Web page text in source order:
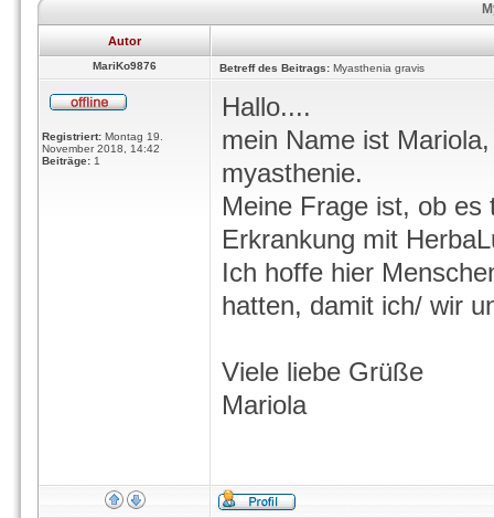
Autor
MariKo9876 Betreff des Beitrags: Myasthenia gravis
Registriert: Montag 19.
November 2018, 14:42
Beiträge: 1
Hallo....
mein Name ist
myasthenie.
Meine Frage ist, ob es
Erkrankung mit
Ich hoffe hier
hatten, damit ich/ wir
Viele liebe Grüße
Mariola